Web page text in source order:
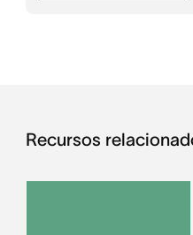
Recursos